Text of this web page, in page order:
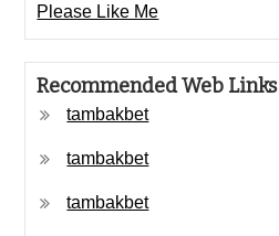
Please Like Me
Recommended Web Links
tambakbet
tambakbet
tambakbet